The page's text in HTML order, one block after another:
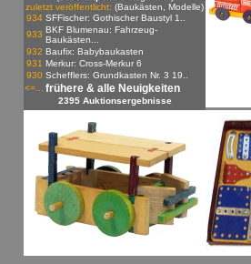
zuletzt veröffentlicht: (Baukästen, Modelle)
934 SFFischer: Gothischer Baustyl 1..
933 BKF Blumenau: Fahrzeug-
Baukästen...
932 Baufix: Babybaukasten
931 Merkur: Cross-Merkur 6
930 Schefflers: Grundkasten Nr. 3 19..
<=...
frühere & alle Neuigkeiten
2395 Auktionsergebnisse